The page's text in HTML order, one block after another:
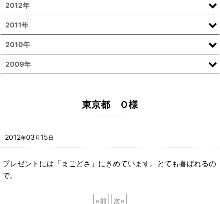
東京都 Ｏ様
2012年03 月15日
プレゼントには「まごどさ」にきめています。とても喜ばれるの
で。
«前 次»
2012年
2011年
2010年
2009年